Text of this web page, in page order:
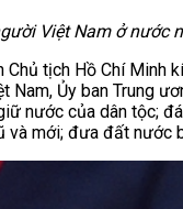
Việt Nam ở nước
tịch Hồ Chí
Ủy ban
nước của dân tộc;
mới; đưa đất